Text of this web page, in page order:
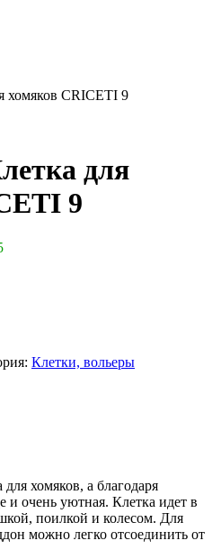
хомяков CRICETI 9
для
9
Клетки, вольеры
хомяков, а благодаря
и очень уютная. Клетка идет в
поилкой и колесом. Для
можно легко отсоединить от